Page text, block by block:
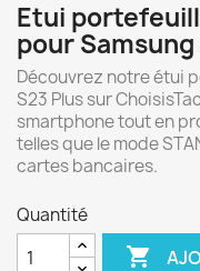
Etui
pour Samsung
Découvrez notre étui
S23 Plus sur
smartphone tout en
telles que le mode
cartes bancaires.
Quantité
